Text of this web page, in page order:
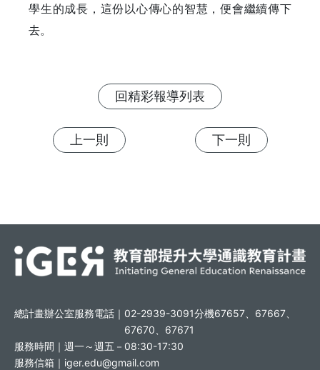
學生的成長，這份以心傳心的智慧，便會繼續傳下
去。
回精彩報導列表
上一則 下一則
總計畫辦公室服務電話｜ 02-2939-3091分機67657、67667、
67670、67671
服務時間｜ 週一～週五－08:30-17:30
服務信箱｜ iger.edu@gmail.com